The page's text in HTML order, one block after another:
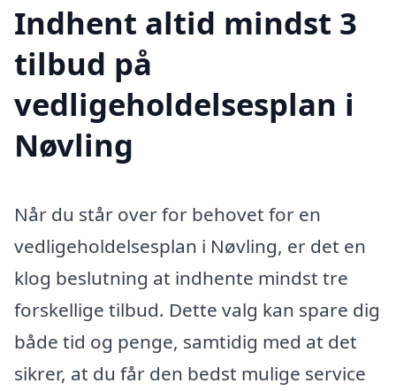
Indhent altid mindst 3
tilbud på
vedligeholdelsesplan i
Nøvling
Når du står over for behovet for en
vedligeholdelsesplan i Nøvling, er det en
klog beslutning at indhente mindst tre
forskellige tilbud. Dette valg kan spare dig
både tid og penge, samtidig med at det
sikrer, at du får den bedst mulige service